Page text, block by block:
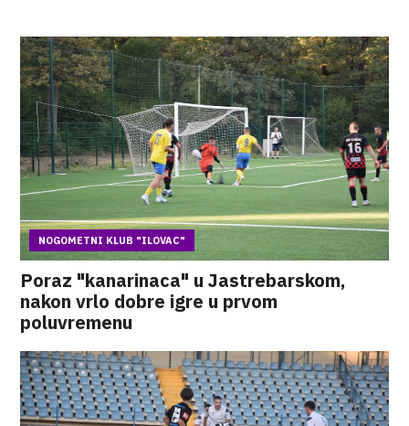
NOGOMETNI KLUB "ILOVAC"
Poraz "kanarinaca" u Jastrebarskom,
nakon vrlo dobre igre u prvom
poluvremenu